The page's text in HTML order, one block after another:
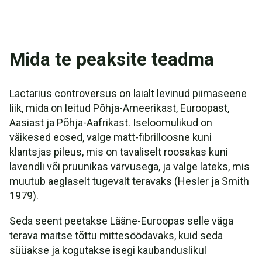
Mida te peaksite teadma
Lactarius controversus on laialt levinud piimaseene
liik, mida on leitud Põhja-Ameerikast, Euroopast,
Aasiast ja Põhja-Aafrikast. Iseloomulikud on
väikesed eosed, valge matt-fibrilloosne kuni
klantsjas pileus, mis on tavaliselt roosakas kuni
lavendli või pruunikas värvusega, ja valge lateks, mis
muutub aeglaselt tugevalt teravaks (Hesler ja Smith
1979).
Seda seent peetakse Lääne-Euroopas selle väga
terava maitse tõttu mittesöödavaks, kuid seda
süüakse ja kogutakse isegi kaubanduslikul